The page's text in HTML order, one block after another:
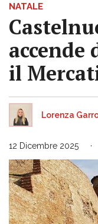
NATALE
accende
il
Lorenza
12 Dicembre 2025